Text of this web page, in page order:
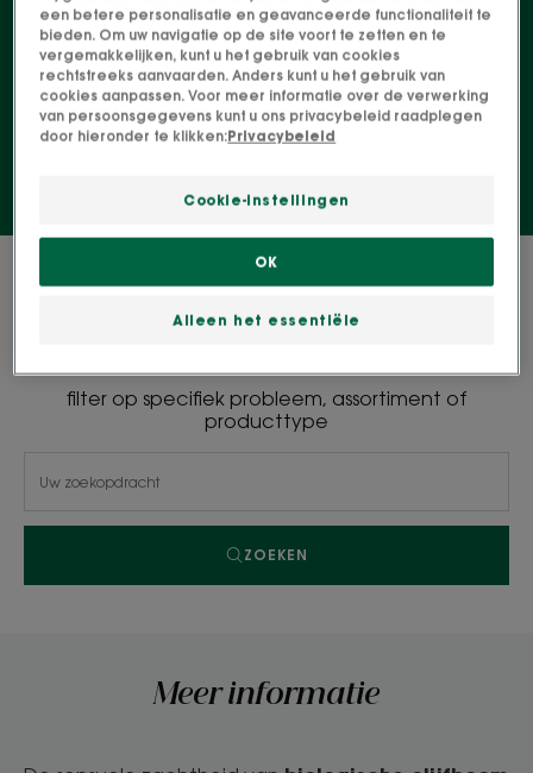
verzorgingsproducten voor haar dat verzwakt en
verfijnd is door de tijd. Het hoge gehalte aan
voedingsstoffen regenereert het haar en geeft het
vitaliteit, body en dikte.
0 Resultaat "Biologische
filter op specifiek probleem, assortiment of
producttype
ZOEKEN
Meer informatie
een betere personalisatie en geavanceerde functionaliteit te
bieden. Om uw navigatie op de site voort te zetten en te
vergemakkelijken, kunt u het gebruik van cookies
rechtstreeks aanvaarden. Anders kunt u het gebruik van
cookies aanpassen. Voor meer informatie over de verwerking
van persoonsgegevens kunt u ons privacybeleid raadplegen
door hieronder te klikken:Privacybeleid
Cookie-instellingen
Alleen het essentiële
OK